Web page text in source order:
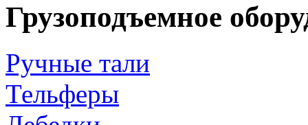
Грузоподъемное
Ручные тали
Тельферы